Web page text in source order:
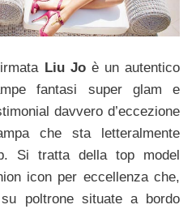
Liu Joè un autentico
fantasi super glam e
davvero d’eccezione
che sta letteralmente
Si tratta della top model
icon per eccellenza che,
poltrone situate a bordo